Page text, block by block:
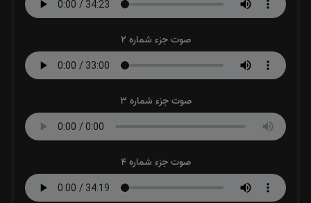
صوت جزء شماره 2
صوت جزء شماره 3
صوت جزء شماره 4